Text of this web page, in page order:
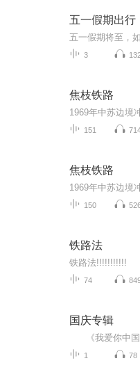
五一假期出行
3
焦枝铁路
151
焦枝铁路
150
铁路法
铁路法!!!!!!!!!!!
74
国庆专辑
1 78